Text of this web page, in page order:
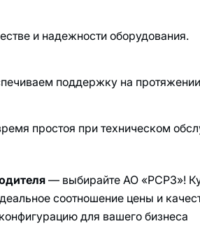
и надежности оборудования.
поддержку на протяжении
простоя при техническом
— выбирайте АО «РСРЗ»!
соотношение цены и
для вашего бизнеса